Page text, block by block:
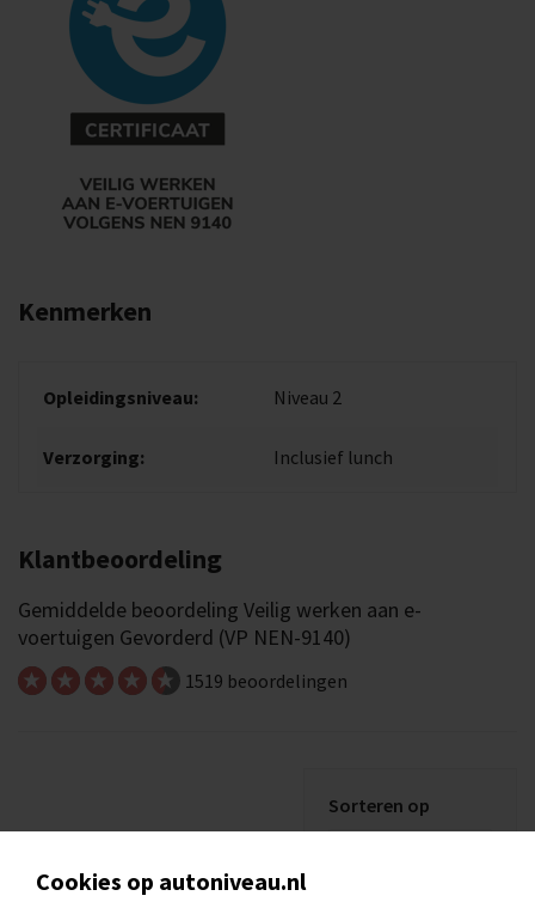
Cookies op autoniveau.nl
Kenmerken
Opleidingsniveau: Niveau 2
Verzorging: Inclusief lunch
Klantbeoordeling
Gemiddelde beoordeling Veilig werken aan e-
voertuigen Gevorderd (VP NEN-9140)
1519 beoordelingen
Sorteren op